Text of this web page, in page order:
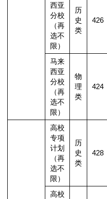
西亚
分校
（再
选不
限）
历
史
类
426
马来
西亚
分校
（再
选不
限）
物
理
类
424
高校
专项
计划
（再
选不
限）
历
史
类
428
高校